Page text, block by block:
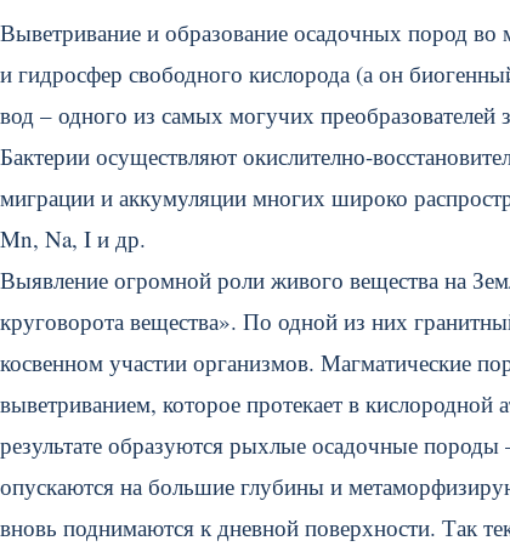
Выветривание и образование осадочных пород
и гидросфер свободного кислорода (а он
вод – одного из самых могучих
Бактерии осуществляют окислително-
миграции и аккумуляции многих широко
Mn, Na, I и др.
Выявление огромной роли живого вещества на
круговорота вещества». По одной из них
косвенном участии организмов. Магматические
выветриванием, которое протекает в
результате образуются рыхлые осадочные
опускаются на большие глубины и
вновь поднимаются к дневной поверхности. Так